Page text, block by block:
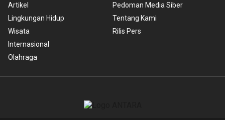
Artikel
Lingkungan Hidup
Wisata
Internasional
Olahraga
Pedoman Media Siber
Tentang Kami
Rilis Pers